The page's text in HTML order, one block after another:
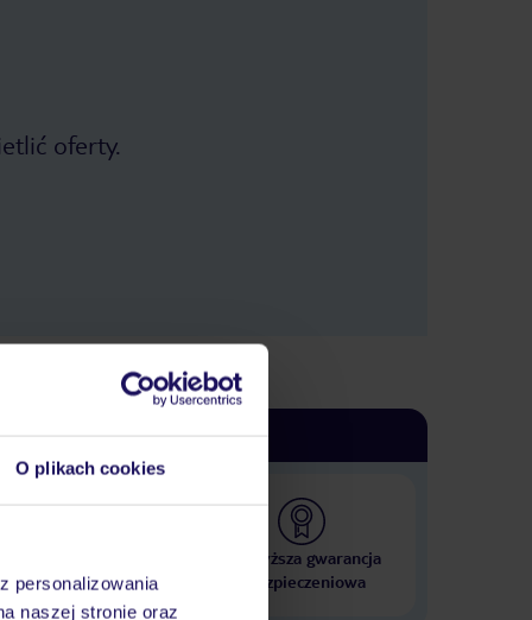
O plikach cookies
personalizowania
naszej stronie oraz
oferty.
krajach
Najwyższa gwarancja
ubezpieczeniowa